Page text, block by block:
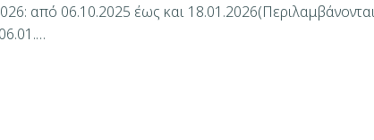
06.10.2025 έως και